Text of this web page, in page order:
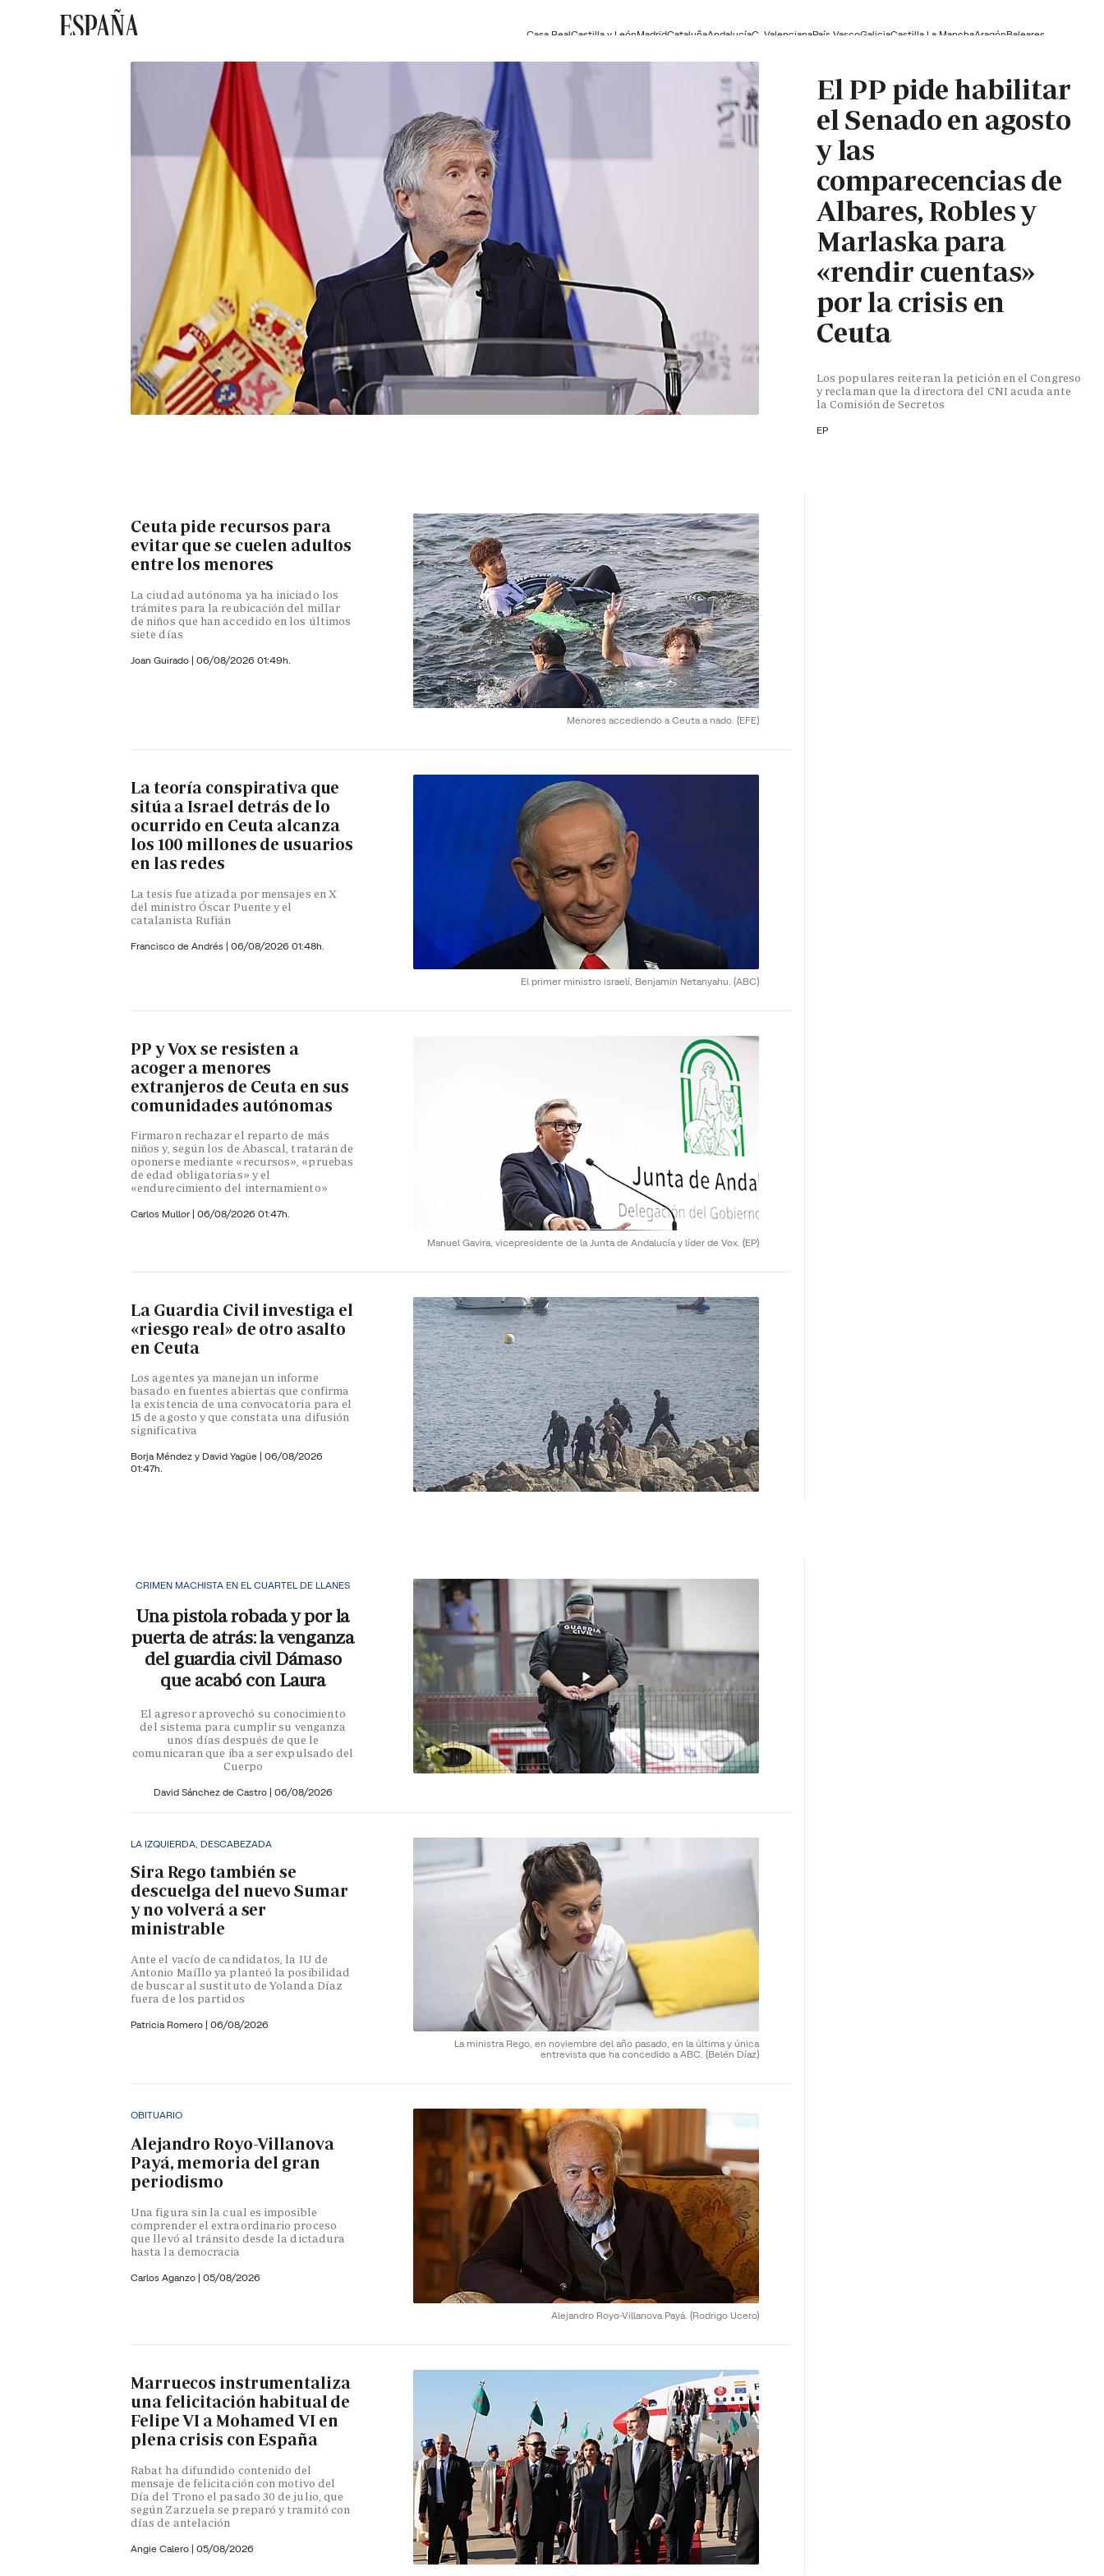
ESPAÑA Casa RealCastilla y LeónMadridCataluñaAndalucíaC. ValencianaPaís VascoGaliciaCastilla La ManchaAragónBaleares
El PP pide habilitar
el Senado en agosto
y las
comparecencias de
Albares, Robles y
Marlaska para
«rendir cuentas»
por la crisis en
Ceuta
Los populares reiteran la petición en el Congreso
y reclaman que la directora del CNI acuda ante
la Comisión de Secretos
EP
Menores accediendo a Ceuta a nado. (EFE)
Ceuta pide recursos para
evitar que se cuelen adultos
entre los menores
La ciudad autónoma ya ha iniciado los
trámites para la reubicación del millar
de niños que han accedido en los últimos
siete días
Joan Guirado | 06/08/2026 01:49h.
El primer ministro israelí, Benjamin Netanyahu. (ABC)
La teoría conspirativa que
sitúa a Israel detrás de lo
ocurrido en Ceuta alcanza
los 100 millones de usuarios
en las redes
La tesis fue atizada por mensajes en X
del ministro Óscar Puente y el
catalanista Rufián
Francisco de Andrés | 06/08/2026 01:48h.
Manuel Gavira, vicepresidente de la Junta de Andalucía y líder de Vox. (EP)
PP y Vox se resisten a
acoger a menores
extranjeros de Ceuta en sus
comunidades autónomas
Firmaron rechazar el reparto de más
niños y, según los de Abascal, tratarán de
oponerse mediante «recursos», «pruebas
de edad obligatorias» y el
«endurecimiento del internamiento»
Carlos Mullor | 06/08/2026 01:47h.
La Guardia Civil investiga el
«riesgo real» de otro asalto
en Ceuta
Los agentes ya manejan un informe
basado en fuentes abiertas que confirma
la existencia de una convocatoria para el
15 de agosto y que constata una difusión
significativa
Borja Méndez y David Yagüe | 06/08/2026
01:47h.
CRIMEN MACHISTA EN EL CUARTEL DE LLANES
Una pistola robada y por la
puerta de atrás: la venganza
del guardia civil Dámaso
que acabó con Laura
El agresor aprovechó su conocimiento
del sistema para cumplir su venganza
unos días después de que le
comunicaran que iba a ser expulsado del
Cuerpo
David Sánchez de Castro | 06/08/2026
La ministra Rego, en noviembre del año pasado, en la última y única
entrevista que ha concedido a ABC. (Belén Díaz)
LA IZQUIERDA, DESCABEZADA
Sira Rego también se
descuelga del nuevo Sumar
y no volverá a ser
ministrable
Ante el vacío de candidatos, la IU de
Antonio Maíllo ya planteó la posibilidad
de buscar al sustituto de Yolanda Díaz
fuera de los partidos
Patricia Romero | 06/08/2026
Alejandro Royo-Villanova Payá. (Rodrigo Ucero)
OBITUARIO
Alejandro Royo-Villanova
Payá, memoria del gran
periodismo
Una figura sin la cual es imposible
comprender el extraordinario proceso
que llevó al tránsito desde la dictadura
hasta la democracia
Carlos Aganzo | 05/08/2026
Marruecos instrumentaliza
una felicitación habitual de
Felipe VI a Mohamed VI en
plena crisis con España
Rabat ha difundido contenido del
mensaje de felicitación con motivo del
Día del Trono el pasado 30 de julio, que
según Zarzuela se preparó y tramitó con
días de antelación
Angie Calero | 05/08/2026